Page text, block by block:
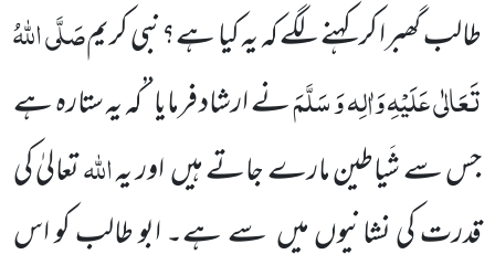
طالب گھبرا کر کہنے لگے کہ یہ کیا ہے؟نبی کریمصَلَّی اللّٰہُ
تَعَالٰی عَلَیْہِ وَاٰلِہ وَ سَلَّمَنے ارشاد فرمایا’’کہ یہ ستارہ ہے
جس سے شَیاطین مارے جاتے ہیں اور یہاللّٰہتعالیٰ کی
قدرت کی نشانیوں میں سے ہے۔ ابو طالب کو اس